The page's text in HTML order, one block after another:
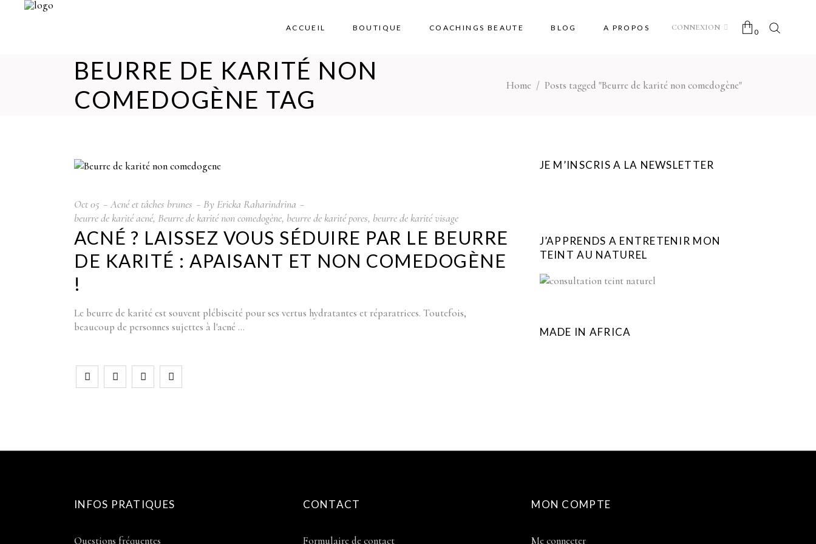
ACCUEIL BOUTIQUE COACHINGS BEAUTE BLOG A PROPOS CONNEXION 0
No products in the cart.
BEURRE DE KARITÉ NON
COMEDOGÈNE TAG
Home / Posts tagged "Beurre de karité non comedogène"
Oct05 Acné et tâches brunes By Ericka Raharindrina
beurre de karité acné, Beurre de karité non comedogène, beurre de karité pores, beurre de karité visage
ACNÉ ? LAISSEZ VOUS SÉDUIRE PAR LE BEURRE
DE KARITÉ : APAISANT ET NON COMEDOGÈNE
!
Le beurre de karité est souvent plébiscité pour ses vertus hydratantes et réparatrices. Toutefois,
beaucoup de personnes sujettes à l'acné
JE M’INSCRIS A LA NEWSLETTER
J’APPRENDS A ENTRETENIR MON
TEINT AU NATUREL
MADE IN AFRICA
INFOS PRATIQUES
Questions fréquentes
CONTACT
Formulaire de contact
MON COMPTE
Me connecter